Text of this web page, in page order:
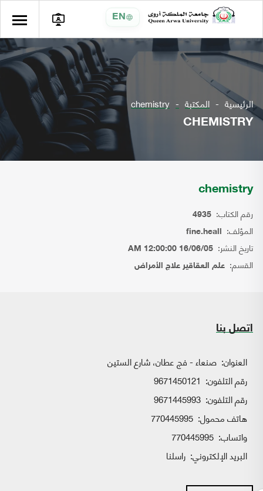
EN
الرئيسية المكتبة chemistry
CHEMISTRY
chemistry
رقم الكتاب: 4935
المؤلف: fine.heall
تاريخ النشر: 16/06/05 12:00:00 AM
القسم: علم العقاقير علاج الأمراض
اتصل بنا
العنوان: صنعاء - فج عطان، شارع الستين
رقم التلفون: 9671450121
رقم التلفون: 9671445993
هاتف محمول: 770445995
واتساب:
البريد الإلكتروني: راسلنا